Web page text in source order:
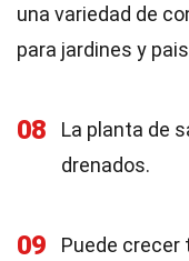
una variedad de
para jardines y
08
La planta de
drenados.
09 Puede crecer